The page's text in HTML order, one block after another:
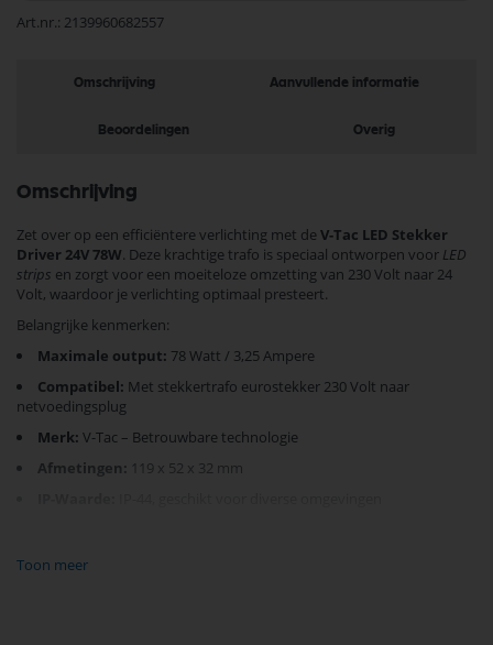
Art.nr. 2139960682557
Omschrijving Aanvullende informatie
Beoordelingen Overig
Omschrijving
Zet over op een efficiëntere verlichting met de V-Tac LED Stekker
Driver 24V 78W. Deze krachtige trafo is speciaal ontworpen voor LED
strips en zorgt voor een moeiteloze omzetting van 230 Volt naar 24
Volt, waardoor je verlichting optimaal presteert.
Belangrijke kenmerken:
Maximale output: 78 Watt / 3,25 Ampere
Compatibel: Met stekkertrafo eurostekker 230 Volt naar
netvoedingsplug
Merk: V-Tac – Betrouwbare technologie
Afmetingen: 119 x 52 x 32 mm
toepassingen, waardoor het de perfecte keuze is voor jouw
Toon meer